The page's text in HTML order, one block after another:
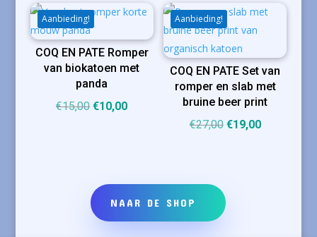
€15,00.€10,00.
€27,00.€19,00.
Aanbieding!
COQ EN PATE Romper
van biokatoen met
panda
€15,00 Oorspronkelijke
€10,00Huidige
Aanbieding!
COQ EN PATE Set van
romper en slab met
bruine beer print
€27,00 Oorspronkelijke
€19,00Huidige
NAAR DE SHOP